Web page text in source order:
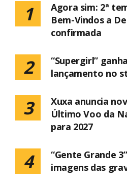
1
Agora sim: 2ª
Bem-Vindos a
confirmada
2
“Supergirl”
lançamento no
3
Xuxa anuncia
Último Voo da
para 2027
4
“Gente Grande
imagens das